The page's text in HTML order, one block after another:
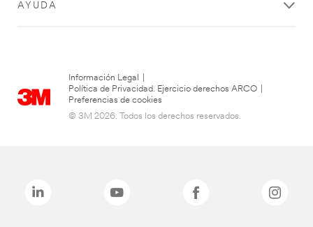
AYUDA
Información Legal
Política de Privacidad. Ejercicio derechos ARCO
Preferencias de cookies
© 3M 2026. Todos los derechos reservados.